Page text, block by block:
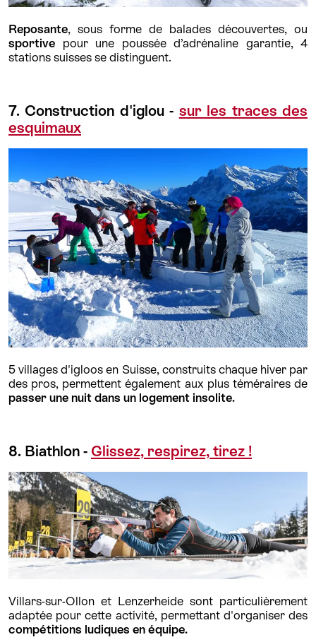
Reposante, sous forme de balades découvertes, ou
sportive pour une poussée d’adrénaline garantie, 4
stations suisses se distinguent.
7. Construction d'iglou - sur les traces des
esquimaux
5 villages d'igloos en Suisse, construits chaque hiver par
des pros, permettent également aux plus téméraires de
passer une nuit dans un logement insolite.
8. Biathlon - Glissez, respirez, tirez !
Villars-sur-Ollon et Lenzerheide sont particulièrement
adaptée pour cette activité, permettant d'organiser des
compétitions ludiques en équipe.